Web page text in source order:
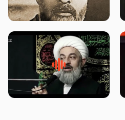
روضه‌ی مجلس یزید ملعون و
اسارت اهل‌بیت علیهم‌السلام –
محدث زاده
زیارتی که اسباب رزق زیاد و عمر
طولانی است حجت السلام حسین